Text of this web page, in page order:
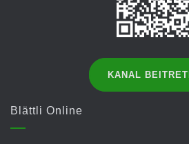
KANAL
Blättli Online